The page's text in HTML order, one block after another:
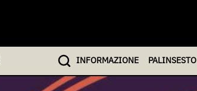
INFORMAZIONE PALINSESTO